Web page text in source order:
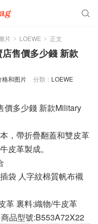

片 > LOEWE > 正文
售價多少錢 新款
格和图片 分類： LOEWE
價多少錢 新款Military
，帶折疊翻蓋和雙皮革
皮革製成。
袋 人字紋棉質帆布襯
革 裏料:織物/牛皮革
品型號:B553A72X22